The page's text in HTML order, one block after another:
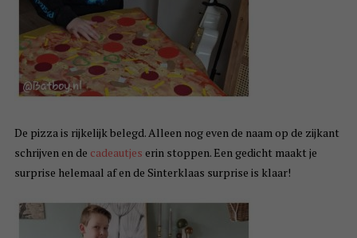
De pizza is rijkelijk belegd. Alleen nog even de naam op de zijkant
schrijven en de cadeautjes erin stoppen. Een gedicht maakt je
surprise helemaal af en de Sinterklaas surprise is klaar!